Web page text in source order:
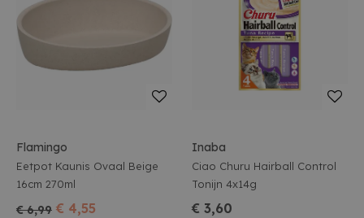
Flamingo
Eetpot Kaunis Ovaal Beige
16cm 270ml
€ 6,99 € 4,55
Inaba
Ciao Churu Hairball Control
Tonijn 4x14g
€ 3,60